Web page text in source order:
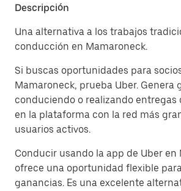
Descripción
Una alternativa a los trabajos
conducción en Mamaroneck.
Si buscas oportunidades para
Mamaroneck, prueba Uber. Genera
conduciendo o realizando entregas
en la plataforma con la red más
usuarios activos.
Conducir usando la app de Uber en
ofrece una oportunidad flexible
ganancias. Es una excelente